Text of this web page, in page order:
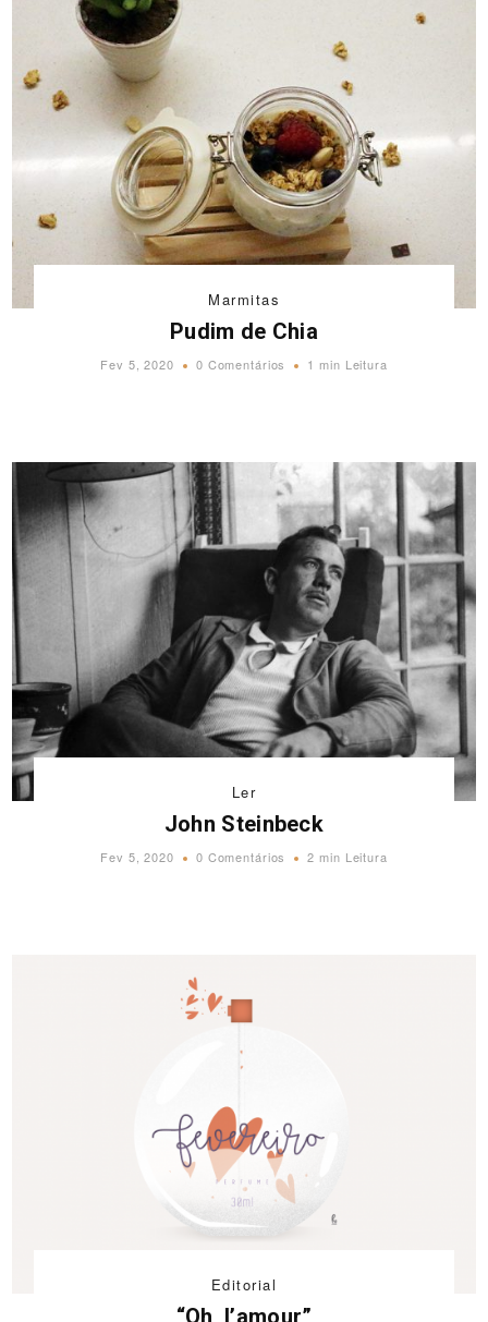
Marmitas
Pudim de Chia
Fev 5, 2020 0 Comentários 1 min Leitura
Ler
John Steinbeck
Fev 5, 2020 0 Comentários 2 min Leitura
Editorial
“Oh, l’amour”